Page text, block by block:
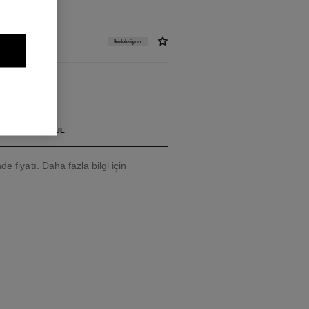
koleksiyon
BUTIK BUL
fiyatı. Daha fazla bilgi için